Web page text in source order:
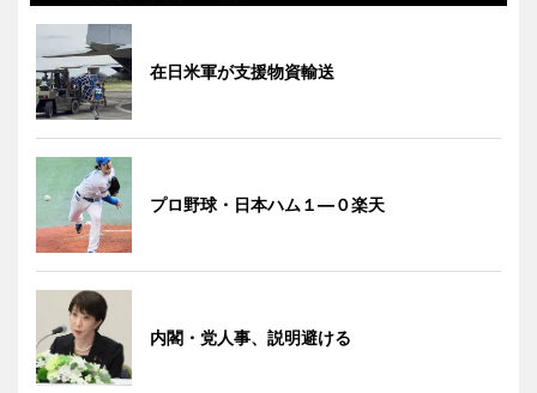
在日米軍が支援物資輸送
プロ野球・日本ハム１―０楽天
内閣・党人事、説明避ける